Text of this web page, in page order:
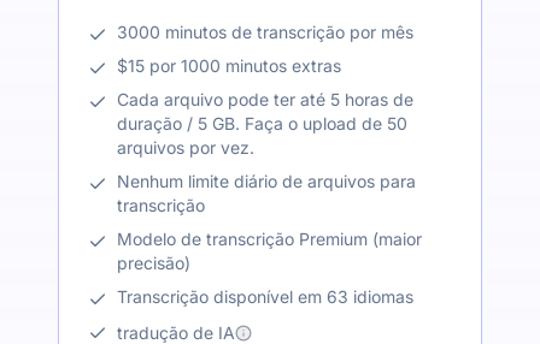
3000 minutos de transcrição por mês
$15 por 1000 minutos extras
Cada arquivo pode ter até 5 horas de
duração / 5 GB. Faça o upload de 50
arquivos por vez.
Nenhum limite diário de arquivos para
transcrição
Modelo de transcrição Premium (maior
precisão)
Transcrição disponível em 63 idiomas
tradução de IA